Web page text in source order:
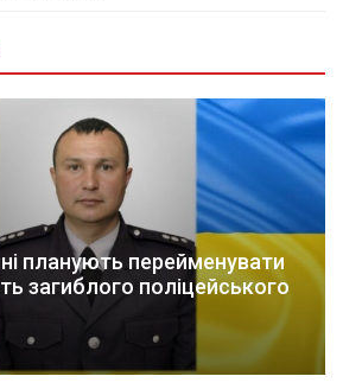
планують перейменувати
загиблого поліцейського